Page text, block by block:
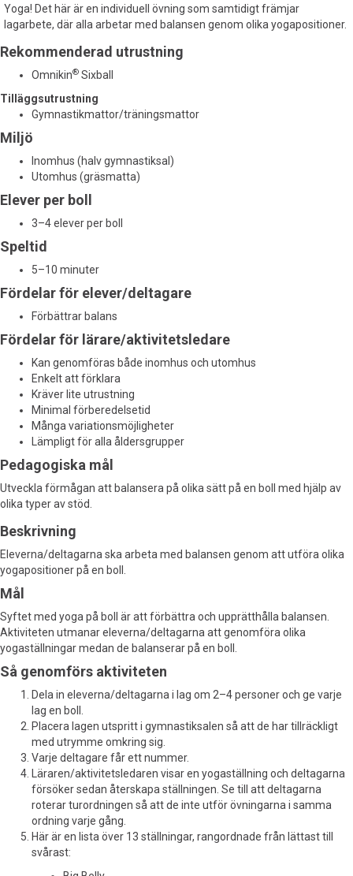
Yoga! Det här är en individuell övning som samtidigt främjar
lagarbete, där alla arbetar med balansen genom olika yogapositioner.
Rekommenderad utrustning
Omnikin® Sixball
Tilläggsutrustning
Gymnastikmattor/träningsmattor
Miljö
Inomhus (halv gymnastiksal)
Utomhus (gräsmatta)
Elever per boll
3–4 elever per boll
Speltid
5–10 minuter
Fördelar för elever/deltagare
Förbättrar balans
Fördelar för lärare/aktivitetsledare
Kan genomföras både inomhus och utomhus
Enkelt att förklara
Kräver lite utrustning
Minimal förberedelsetid
Många variationsmöjligheter
Lämpligt för alla åldersgrupper
Pedagogiska mål
Utveckla förmågan att balansera på olika sätt på en boll med hjälp av
olika typer av stöd.
Beskrivning
Eleverna/deltagarna ska arbeta med balansen genom att utföra olika
yogapositioner på en boll.
Mål
Syftet med yoga på boll är att förbättra och upprätthålla balansen.
Aktiviteten utmanar eleverna/deltagarna att genomföra olika
yogaställningar medan de balanserar på en boll.
Så genomförs aktiviteten
Dela in eleverna/deltagarna i lag om 2–4 personer och ge varje
lag en boll.
Placera lagen utspritt i gymnastiksalen så att de har tillräckligt
med utrymme omkring sig.
Varje deltagare får ett nummer.
Läraren/aktivitetsledaren visar en yogaställning och deltagarna
försöker sedan återskapa ställningen. Se till att deltagarna
roterar turordningen så att de inte utför övningarna i samma
ordning varje gång.
Här är en lista över 13 ställningar, rangordnade från lättast till
svårast: